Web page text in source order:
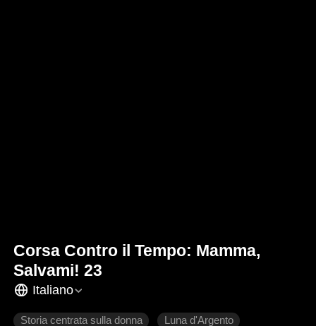
Corsa Contro il Tempo: Mamma,
Salvami! 23
Italiano
Storia centrata sulla donna Luna d'Argento